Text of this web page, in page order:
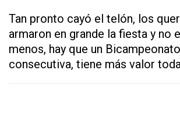
Tan pronto cayó el telón, los
armaron en grande la fiesta y no
menos, hay que un
consecutiva, tiene más valor